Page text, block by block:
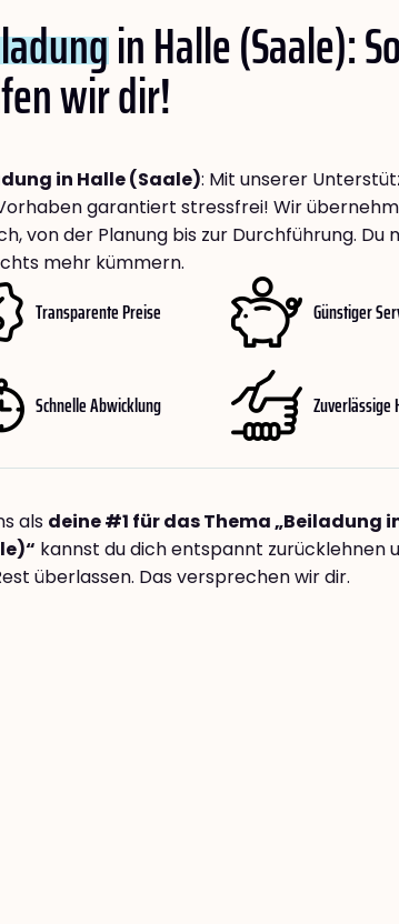
in Halle (Saale): So
wir dir!
in Halle (Saale): Mit unserer
garantiert stressfrei! Wir
von der Planung bis zur Durchführung. Du
mehr kümmern.
Transparente Preise Günstiger
Schnelle Abwicklung Zuverlässige
als deine #1 für das Thema „Beiladung
kannst du dich entspannt zurücklehnen
überlassen. Das versprechen wir dir.